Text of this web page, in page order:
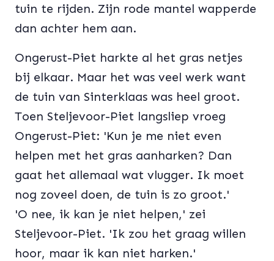
tuin te rijden. Zijn rode mantel wapperde
dan achter hem aan.
Ongerust-Piet harkte al het gras netjes
bij elkaar. Maar het was veel werk want
de tuin van Sinterklaas was heel groot.
Toen Steljevoor-Piet langsliep vroeg
Ongerust-Piet: 'Kun je me niet even
helpen met het gras aanharken? Dan
gaat het allemaal wat vlugger. Ik moet
nog zoveel doen, de tuin is zo groot.'
'O nee, ik kan je niet helpen,' zei
Steljevoor-Piet. 'Ik zou het graag willen
hoor, maar ik kan niet harken.'